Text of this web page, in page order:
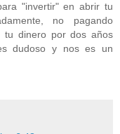
"invertir" en abrir tu
no pagando
tu dinero por dos años
dudoso y nos es un